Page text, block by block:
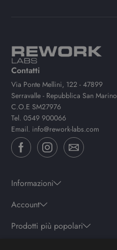
Contatti
Via Ponte Mellini, 122 - 47899
Serravalle - Repubblica San Marino
C.O.E SM27976
Tel.0549 900066
Email. info@rework-labs.com
Informazioni
Account
Prodotti più popolari